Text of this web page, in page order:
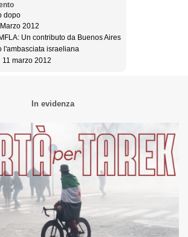
dopo
2012
Un contributo da Buenos Aires
l'ambasciata israeliana
11 marzo 2012
In evidenza